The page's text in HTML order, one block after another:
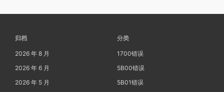
归档
2026 年 8 月
2026 年 6 月
2026 年 5 月
分类
1700错误
5B00错误
5B01错误